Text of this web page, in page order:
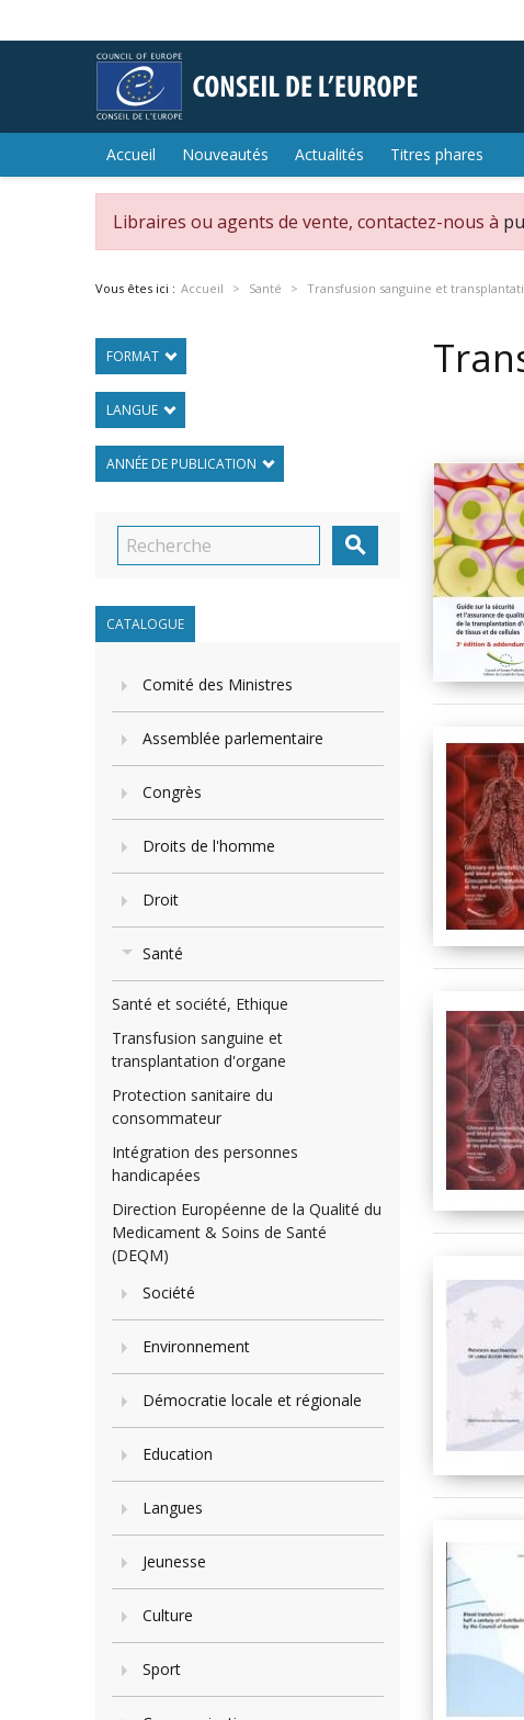
Accueil Nouveautés Actualités Titres phares
Libraires ou agents de vente, contactez-nous à
Vous êtes ici : Accueil Santé Transfusion sanguine et
FORMAT
LANGUE
ANNÉE DE PUBLICATION

CATALOGUE
Comité des Ministres
Assemblée parlementaire
Congrès
Droits de l'homme
Droit
Santé
Santé et société, Ethique
Transfusion sanguine et
transplantation d'organe
Protection sanitaire du
consommateur
Intégration des personnes
handicapées
Direction Européenne de la Qualité du
Medicament & Soins de Santé
(DEQM)
Société
Environnement
Démocratie locale et régionale
Education
Langues
Jeunesse
Culture
Sport